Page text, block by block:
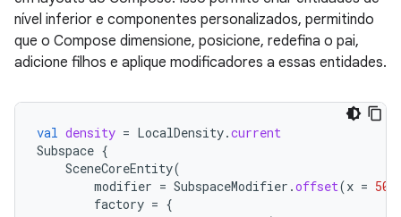
nível inferior e componentes personalizados, permitindo
que o Compose dimensione, posicione, redefina o pai,
adicione filhos e aplique modificadores a essas entidades.
val density = LocalDensity.current
Subspace {
SceneCoreEntity(
modifier = SubspaceModifier .offset(x = 50.
factory = {